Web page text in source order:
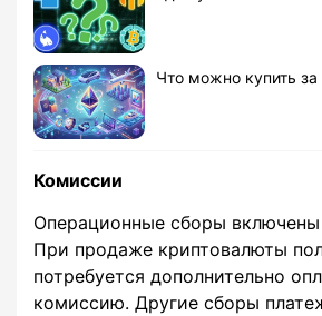
Что можно купить за
Комиссии
Операционные сборы
При продаже криптовалюты
потребуется дополнительно
комиссию. Другие сборы